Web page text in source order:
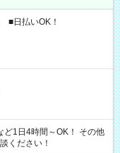
日払いOK！
4時間～OK！ その他
ください！